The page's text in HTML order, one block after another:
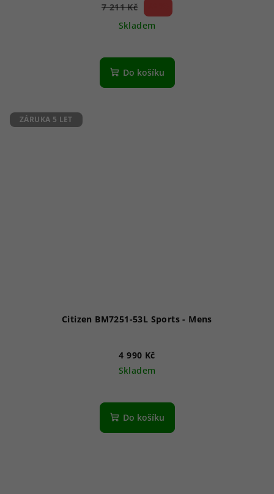
7 211 Kč
Skladem
Do košíku
ZÁRUKA 5 LET
Citizen BM7251-53L Sports - Mens
4 990 Kč
Skladem
Do košíku